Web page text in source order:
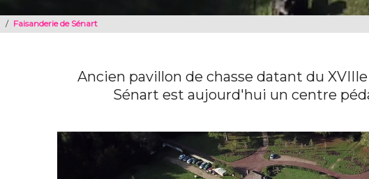
/ Faisanderie de Sénart
Ancien pavillon de chasse datant du
Sénart est aujourd'hui un centre